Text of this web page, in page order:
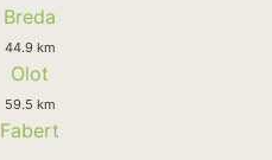
Breda
44.9 km
Olot
59.5 km
Fabert